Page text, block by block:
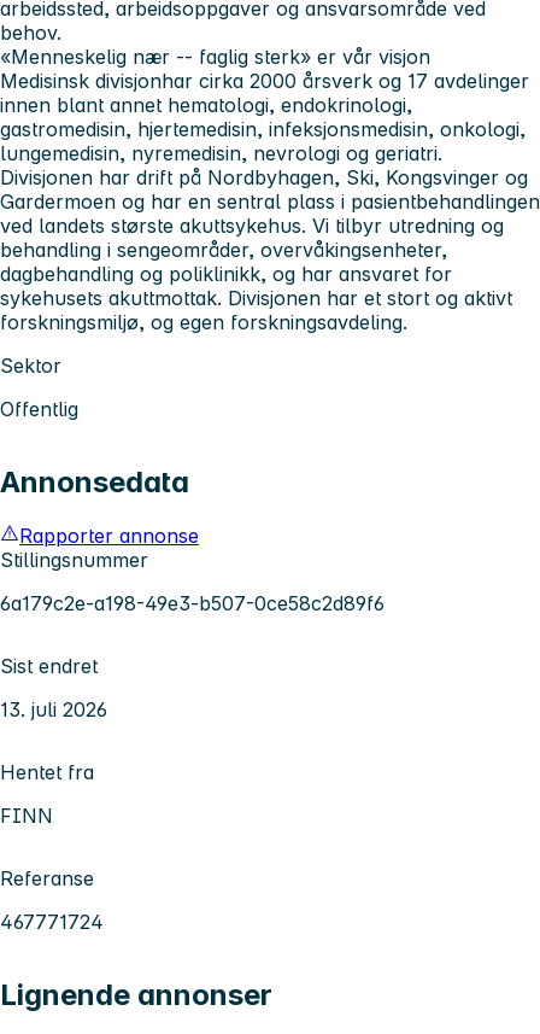
arbeidssted, arbeidsoppgaver og ansvarsområde ved
behov.
«Menneskelig nær -- faglig sterk» er vår visjon
Medisinsk divisjonhar cirka 2000 årsverk og 17 avdelinger
innen blant annet hematologi, endokrinologi,
gastromedisin, hjertemedisin, infeksjonsmedisin, onkologi,
lungemedisin, nyremedisin, nevrologi og geriatri.
Divisjonen har drift på Nordbyhagen, Ski, Kongsvinger og
Gardermoen og har en sentral plass i pasientbehandlingen
ved landets største akuttsykehus. Vi tilbyr utredning og
behandling i sengeområder, overvåkingsenheter,
dagbehandling og poliklinikk, og har ansvaret for
sykehusets akuttmottak. Divisjonen har et stort og aktivt
forskningsmiljø, og egen forskningsavdeling.
Sektor
Offentlig
Annonsedata
Rapporter annonse
Stillingsnummer
6a179c2e-a198-49e3-b507-0ce58c2d89f6
Sist endret
13. juli 2026
Hentet fra
FINN
Referanse
467771724
Lignende annonser